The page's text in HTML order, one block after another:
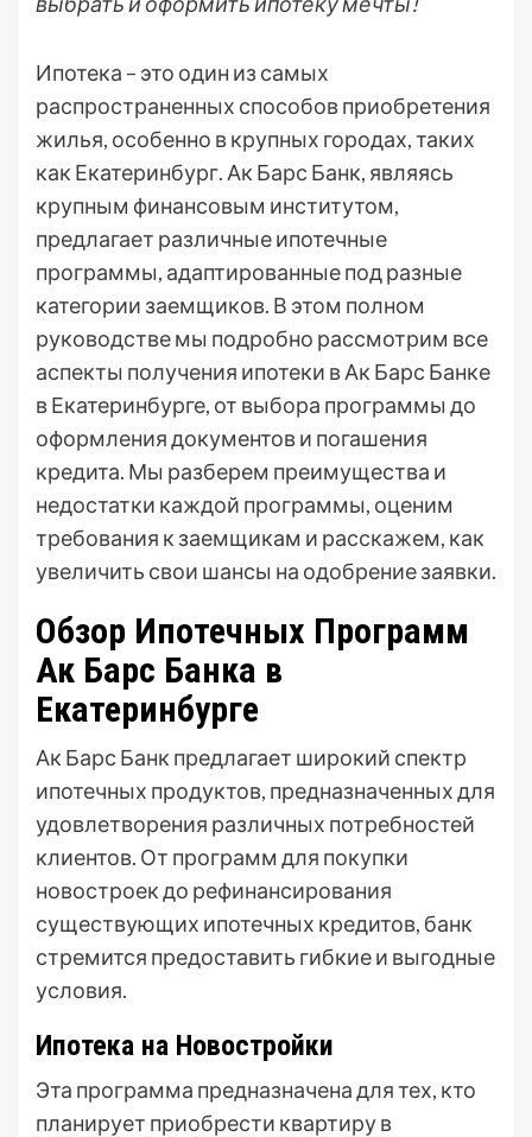
Ипотека – это один из самых
распространенных способов приобретения
жилья, особенно в крупных городах, таких
как Екатеринбург. Ак Барс Банк, являясь
крупным финансовым институтом,
предлагает различные ипотечные
программы, адаптированные под разные
категории заемщиков. В этом полном
руководстве мы подробно рассмотрим все
аспекты получения ипотеки в Ак Барс Банке
в Екатеринбурге, от выбора программы до
оформления документов и погашения
кредита. Мы разберем преимущества и
недостатки каждой программы, оценим
требования к заемщикам и расскажем, как
увеличить свои шансы на одобрение заявки.
Обзор Ипотечных Программ
Ак Барс Банка в
Екатеринбурге
Ак Барс Банк предлагает широкий спектр
ипотечных продуктов, предназначенных для
удовлетворения различных потребностей
клиентов. От программ для покупки
новостроек до рефинансирования
существующих ипотечных кредитов, банк
стремится предоставить гибкие и выгодные
условия.
Ипотека на Новостройки
Эта программа предназначена для тех, кто
планирует приобрести квартиру в